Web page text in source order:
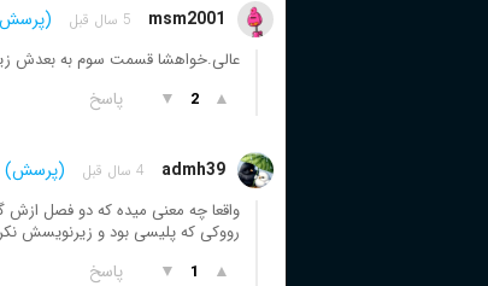
msm2001 5 سال قبل
عالی.خواهشا قسمت سوم به بعدش
▲
2
▼ پاسخ
admh39 4 سال قبل (پرسش)
واقعا چه معنی میده که دو فصل
رووکی که پلیسی بود و زیرنویسش
▲
1
▼ پاسخ